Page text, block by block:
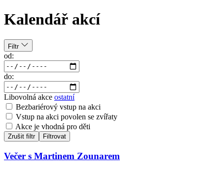
Kalendář akcí
Filtr
od:
do:
Libovolná akce ostatní
Bezbariérový vstup na akci
Vstup na akci povolen se zvířaty
Akce je vhodná pro děti
Zrušit filtr Filtrovat
Večer s Martinem Zounarem